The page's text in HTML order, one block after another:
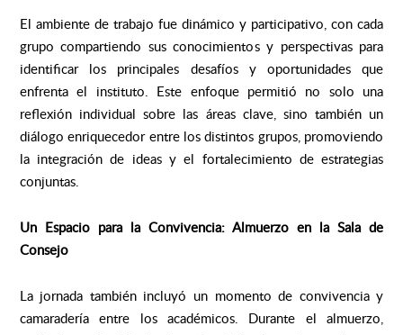
El ambiente de trabajo fue dinámico y participativo, con cada
grupo compartiendo sus conocimientos y perspectivas para
identificar los principales desafíos y oportunidades que
enfrenta el instituto. Este enfoque permitió no solo una
reflexión individual sobre las áreas clave, sino también un
diálogo enriquecedor entre los distintos grupos, promoviendo
la integración de ideas y el fortalecimiento de estrategias
conjuntas.
Un Espacio para la Convivencia: Almuerzo en la Sala de
Consejo
La jornada también incluyó un momento de convivencia y
camaradería entre los académicos. Durante el almuerzo,